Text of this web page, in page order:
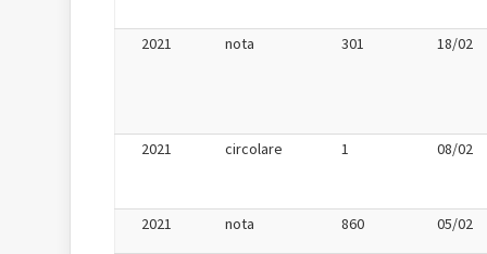
2021 nota 301 18/02
2021 circolare 1 08/02
2021 nota 860 05/02